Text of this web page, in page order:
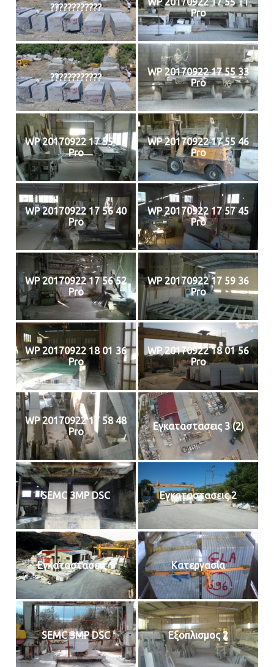
????????????
Pro
????????????
WP 20170922 17 55 33
Pro
WP 20170922 17 55 55
Pro
WP 20170922 17 55 46
Pro
WP 20170922 17 56 40
Pro
WP 20170922 17 57 45
Pro
WP 20170922 17 56 52
Pro
WP 20170922 17 59 36
Pro
WP 20170922 18 01 36
Pro
WP 20170922 18 01 56
Pro
WP 20170922 17 58 48
Pro
Εγκαταστασεις 3 (2)
SEMC 3MP DSC Εγκαταστασεις 2
Εγκαταστασεις 1 Κατεργασία
SEMC 3MP DSC Εξοπλισμος 2